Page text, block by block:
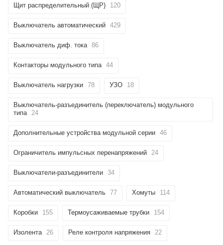
Щит распределительный (ЩР) 120
Выключатель автоматический 429
Выключатель диф. тока 86
Контакторы модульного типа 44
Выключатель нагрузки 78 УЗО 18
Выключатель-разъединитель (переключатель) модульного
типа 24
Дополнительные устройства модульной серии 46
Ограничитель импульсных перенапряжений 24
Выключатели-разъединители 34
Автоматический выключатель 77 Хомуты 114
Коробки 155 Термоусаживаемые трубки 154
Изолента 26 Реле контроля напряжения 22